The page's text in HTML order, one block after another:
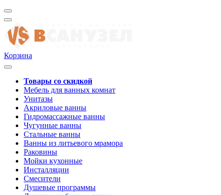
Корзина
Товары со скидкой
Мебель для ванных комнат
Унитазы
Акриловые ванны
Гидромассажные ванны
Чугунные ванны
Стальные ванны
Ванны из литьевого мрамора
Раковины
Мойки кухонные
Инсталляции
Смесители
Душевые программы